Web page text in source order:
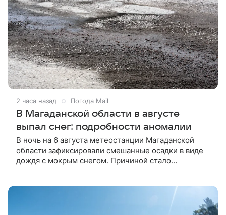
2 часа назад Погода Mail
В Магаданской области в августе
выпал снег: подробности аномалии
В ночь на 6 августа метеостанции Магаданской
области зафиксировали смешанные осадки в виде
дождя с мокрым снегом. Причиной стало